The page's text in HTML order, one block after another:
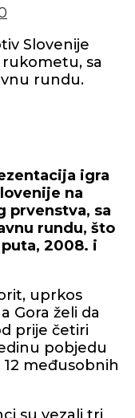
Slovenije
sa
rundu.
igra
na
prvenstva, sa
rundu, što
2008. i
uprkos
Gora želi da
prije četiri
pobjedu
12 međusobnih